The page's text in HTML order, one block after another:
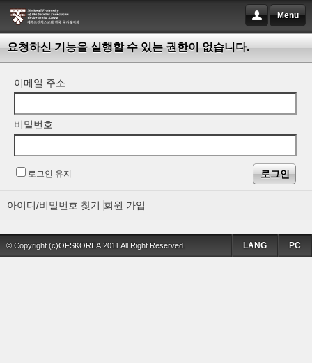
Menu
요청하신 기능을 실행할 수 있는 권한이 없습니다.
이메일 주소
비밀번호
로그인 유지
아이디/비밀번호 찾기 회원 가입
© Copyright (c)OFSKOREA.2011 All Right Reserved. PC
LANG